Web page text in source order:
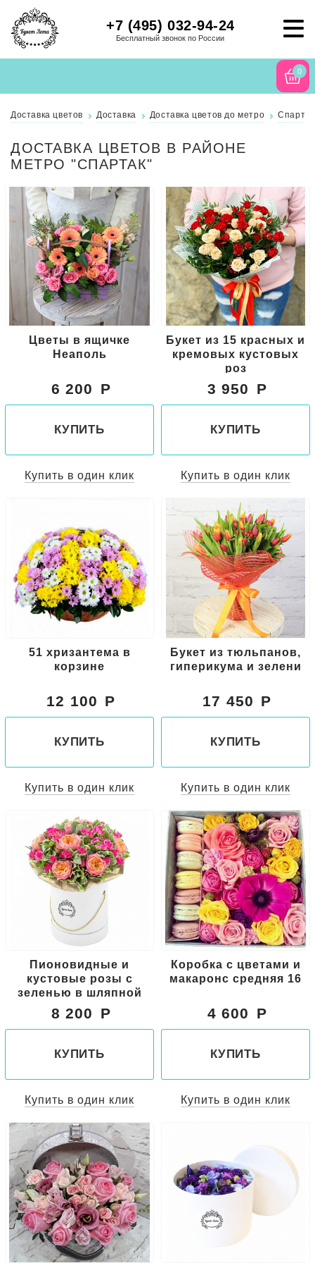
+7 (495) 032-94-24
Бесплатный звонок по России
0
Доставка цветов Доставка Доставка цветов до метро Спартак
ДОСТАВКА ЦВЕТОВ В РАЙОНЕ
МЕТРО "СПАРТАК"
Цветы в ящичке
Неаполь
6 200
КУПИТЬ
Купить в один клик
Букет из 15 красных и
кремовых кустовых
роз
3 950
КУПИТЬ
Купить в один клик
51 хризантема в
корзине
12 100
КУПИТЬ
Купить в один клик
Букет из тюльпанов,
гиперикума и зелени
17 450
КУПИТЬ
Купить в один клик
Пионовидные и
кустовые розы с
зеленью в шляпной
коробке
8 200
КУПИТЬ
Купить в один клик
Коробка с цветами и
макаронс средняя 16
4 600
КУПИТЬ
Купить в один клик